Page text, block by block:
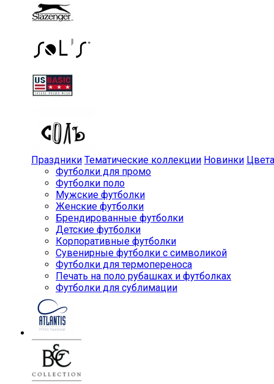
Праздники Тематические коллекции Новинки Цвета
Футболки для промо
Футболки поло
Мужские футболки
Женские футболки
Брендированные футболки
Детские футболки
Корпоративные футболки
Сувенирные футболки с символикой
Футболки для термопереноса
Печать на поло рубашках и футболках
Футболки для сублимации